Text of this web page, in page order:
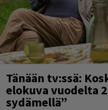
Tänään tv:ssä:
elokuva vuodelta
sydämellä”